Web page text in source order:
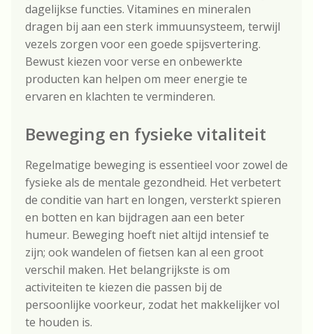
dagelijkse functies. Vitamines en mineralen
dragen bij aan een sterk immuunsysteem, terwijl
vezels zorgen voor een goede spijsvertering.
Bewust kiezen voor verse en onbewerkte
producten kan helpen om meer energie te
ervaren en klachten te verminderen.
Beweging en fysieke vitaliteit
Regelmatige beweging is essentieel voor zowel de
fysieke als de mentale gezondheid. Het verbetert
de conditie van hart en longen, versterkt spieren
en botten en kan bijdragen aan een beter
humeur. Beweging hoeft niet altijd intensief te
zijn; ook wandelen of fietsen kan al een groot
verschil maken. Het belangrijkste is om
activiteiten te kiezen die passen bij de
persoonlijke voorkeur, zodat het makkelijker vol
te houden is.